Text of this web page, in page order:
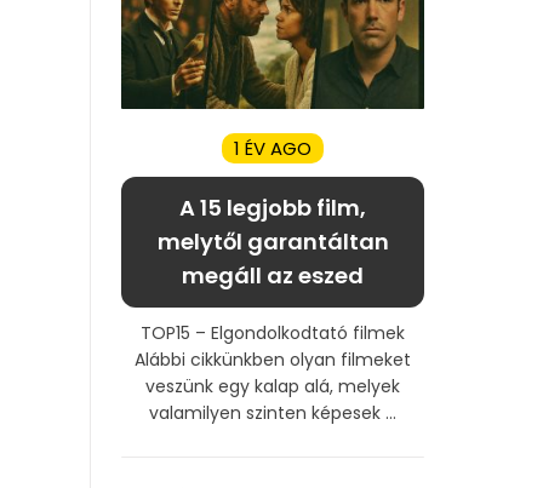
1 ÉV AGO
A 15 legjobb film,
melytől garantáltan
megáll az eszed
TOP15 – Elgondolkodtató filmek
Alábbi cikkünkben olyan filmeket
veszünk egy kalap alá, melyek
valamilyen szinten képesek ...